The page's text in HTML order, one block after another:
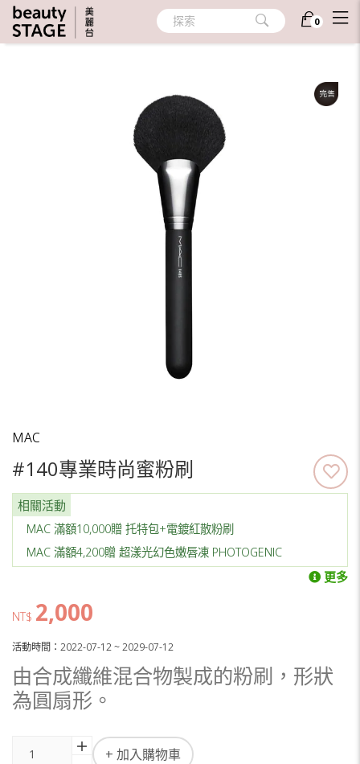
探索 0
首頁/ 彩妝 / 刷具/眉夾/睫毛夾
MAC
#140專業時尚蜜粉刷
相關活動
MAC 滿額10,000贈 托特包+電鍍紅散粉刷
MAC 滿額4,200贈 超漾光幻色嫩唇凍 PHOTOGENIC
更多
NT$ 2,000
活動時間：2022-07-12 ~ 2029-07-12
由合成纖維混合物製成的粉刷，形狀
為圓扇形。
+ 加入購物車